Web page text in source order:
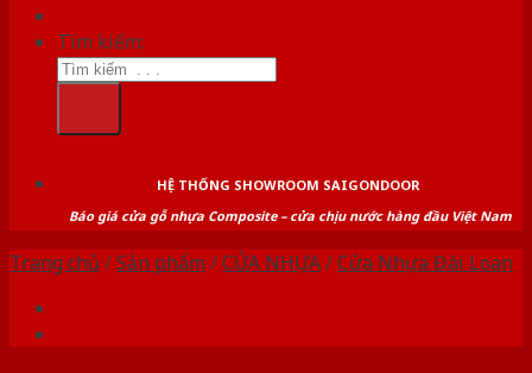
Tìm kiếm:
HỆ THỐNG SHOWROOM SAIGONDOOR
Báo giá cửa gỗ nhựa Composite – cửa chịu nước hàng đầu Việt Nam
Trang chủ /Sản phẩm /CỬA NHỰA/Cửa Nhựa Đài Loan